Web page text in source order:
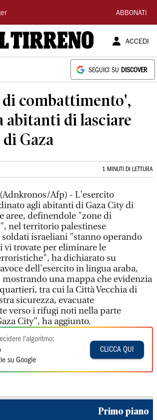
ABBONATI
ACCEDI
SEGUICI SU DISCOVER
combattimento',
abitanti di lasciare
Gaza
1 MINUTI DI LETTURA
Afp) - L'esercito
agli abitanti di Gaza City di
aree, definendole "zone di
nel territorio palestinese
israeliani "stanno operando
vi trovate per eliminare le
ha dichiarato su
dell'esercito in lingua araba,
mostrando una mappa che evidenzia
tra cui la Città Vecchia di
sicurezza, evacuate
verso i rifugi noti nella parte
City", ha aggiunto.
l'algoritmo:
su Google
CLICCA QUI
Primo piano